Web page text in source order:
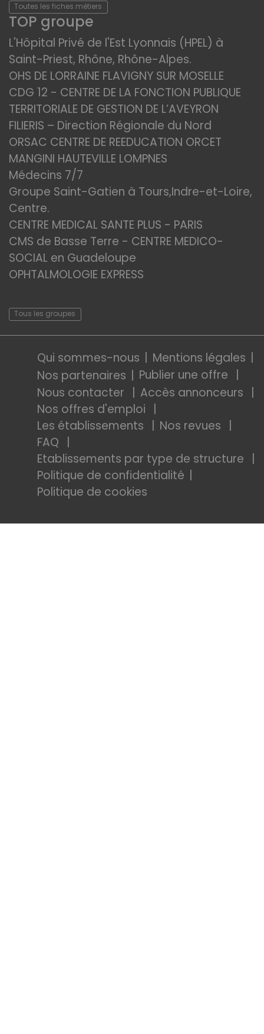
Toutes les fiches métiers
TOP groupe
L'Hôpital Privé de l'Est Lyonnais (HPEL) à
Saint-Priest, Rhône, Rhône-Alpes.
OHS DE LORRAINE FLAVIGNY SUR MOSELLE
CDG 12 - CENTRE DE LA FONCTION PUBLIQUE
TERRITORIALE DE GESTION DE L’AVEYRON
FILIERIS – Direction Régionale du Nord
ORSAC CENTRE DE REEDUCATION ORCET
MANGINI HAUTEVILLE LOMPNES
Médecins 7/7
Groupe Saint-Gatien à Tours,Indre-et-Loire,
Centre.
CENTRE MEDICAL SANTE PLUS - PARIS
CMS de Basse Terre - CENTRE MEDICO-
SOCIAL en Guadeloupe
OPHTALMOLOGIE EXPRESS
Tous les groupes
Qui sommes-nous
Mentions légales
Nos partenaires
Publier une offre
Nous contacter
Accès annonceurs
Nos offres d'emploi
Les établissements
Nos revues
FAQ
Etablissements par type de structure
Politique de confidentialité
Politique de cookies